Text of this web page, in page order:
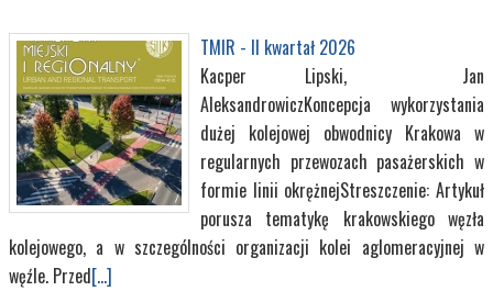
TMIR - II kwartał 2026
Kacper Lipski, Jan
AleksandrowiczKoncepcja wykorzystania
dużej kolejowej obwodnicy Krakowa w
regularnych przewozach pasażerskich w
formie linii okrężnejStreszczenie: Artykuł
porusza tematykę krakowskiego węzła
kolejowego, a w szczególności organizacji kolei aglomeracyjnej w
węźle. Przed[...]